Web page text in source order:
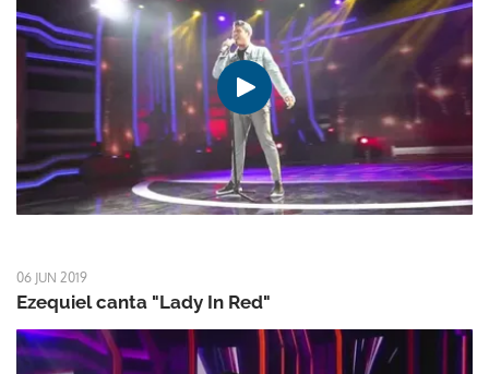
06 JUN 2019
Ezequiel canta "Lady In Red"